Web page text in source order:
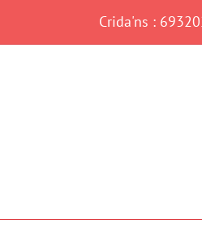
content
Crida'ns :